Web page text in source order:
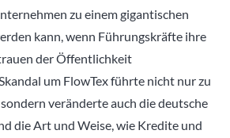
zu einem gigantischen
kann, wenn Führungskräfte ihre
der Öffentlichkeit
um FlowTex führte nicht nur zu
veränderte auch die deutsche
die Art und Weise, wie Kredite und